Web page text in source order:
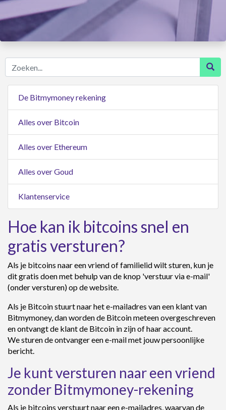
Zoeken...
De Bitmymoney rekening
Alles over Bitcoin
Alles over Ethereum
Alles over Goud
Klantenservice
Hoe kan ik bitcoins snel en
gratis versturen?
Als je bitcoins naar een vriend of familielid wilt sturen, kun je
dit gratis doen met behulp van de knop 'verstuur via e-mail'
(onder versturen) op de website.
Als je Bitcoin stuurt naar het e-mailadres van een klant van
Bitmymoney, dan worden de Bitcoin meteen overgeschreven
en ontvangt de klant de Bitcoin in zijn of haar account.
We sturen de ontvanger een e-mail met jouw persoonlijke
bericht.
Je kunt versturen naar een vriend
zonder Bitmymoney-rekening
Als je bitcoins verstuurt naar een e-mailadres, waarvan de